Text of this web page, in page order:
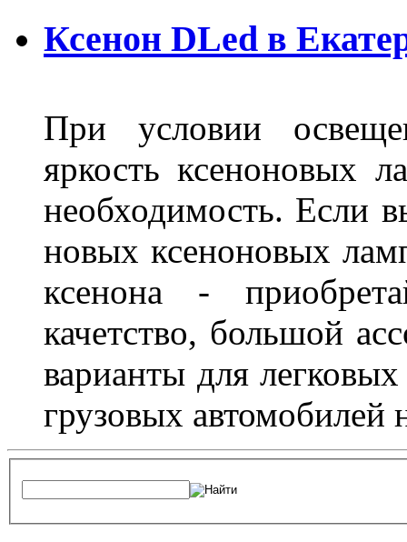
Ксенон DLed в
При условии
яркость ксеноновых
необходимость. Если
новых ксеноновых
ксенона -
качетство, большой
варианты для
грузовых автомобилей